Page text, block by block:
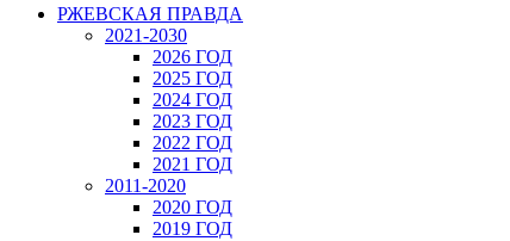
РЖЕВСКАЯ ПРАВДА
2021-2030
2026 ГОД
2025 ГОД
2024 ГОД
2023 ГОД
2022 ГОД
2021 ГОД
2011-2020
2020 ГОД
2019 ГОД